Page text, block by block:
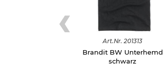
Art.Nr. 201313
Brandit BW Unterhemd
schwarz